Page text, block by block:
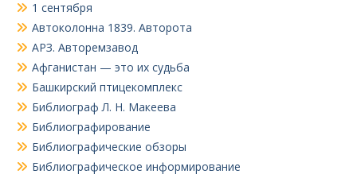
1 сентября
Автоколонна 1839. Авторота
АРЗ. Авторемзавод
Афганистан — это их судьба
Башкирский птицекомплекс
Библиограф Л. Н. Макеева
Библиографирование
Библиографические обзоры
Библиографическое информирование